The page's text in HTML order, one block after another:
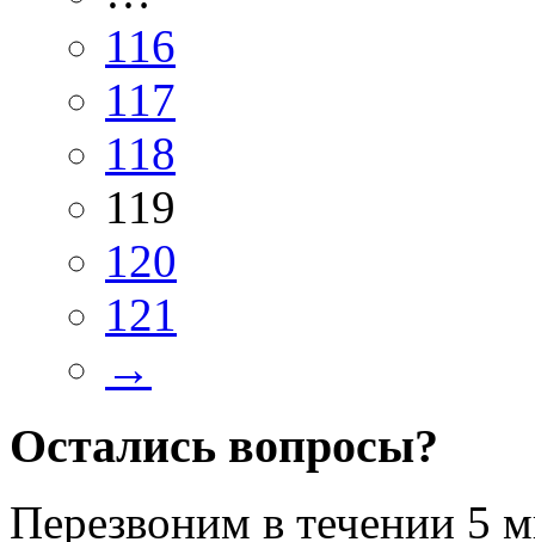
116
117
118
119
120
121
→
Остались вопросы?
Перезвоним в течении 5